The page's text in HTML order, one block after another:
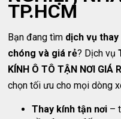
TP.HCM
Bạn đang tìm dịch vụ
chóng và giá rẻ? Dịch vụ
KÍNH Ô TÔ TẬN NƠI GIÁ
chọn tối ưu cho mọi dòng
Thay kính tận nơi –